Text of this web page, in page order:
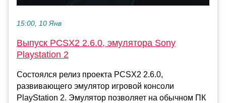
15:00, 10 Янв
Выпуск PCSX2 2.6.0, эмулятора Sony
Playstation 2
Состоялся релиз проекта PCSX2 2.6.0,
развивающего эмулятор игровой консоли
PlayStation 2. Эмулятор позволяет на обычном ПК